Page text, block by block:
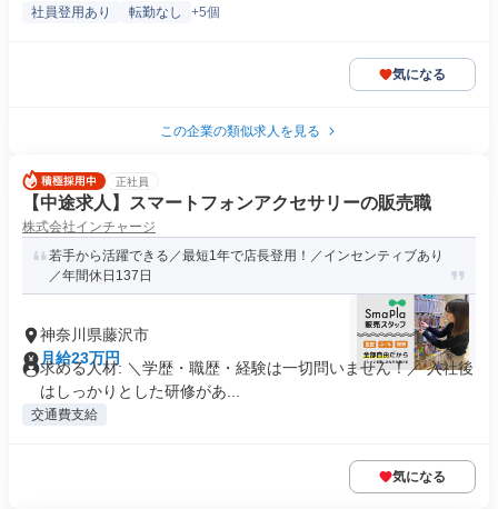
社員登用あり 転勤なし +5個
気になる
この企業の類似求人を見る
正社員
【中途求人】スマートフォンアクセサリーの販売職
株式会社インチャージ
若手から活躍できる／最短1年で店長登用！／インセンティブあり
／年間休日137日
神奈川県藤沢市
月給23万円
求める人材: ＼学歴・職歴・経験は一切問いません！／ 入社後
はしっかりとした研修があ...
交通費支給
気になる